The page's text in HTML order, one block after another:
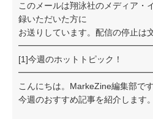
このメールは翔泳社のメディア・
録いただいた方に
お送りしています。配信の停止は
[1]今週のホットトピック！
こんにちは。MarkeZine編集部です
今週のおすすめ記事を紹介します。